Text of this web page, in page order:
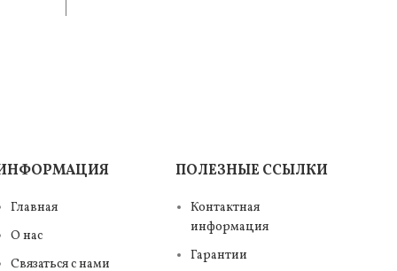
Главная
О нас
Связаться с нами
ПОЛЕЗНЫЕ ССЫЛКИ
Контактная
информация
Гарантии